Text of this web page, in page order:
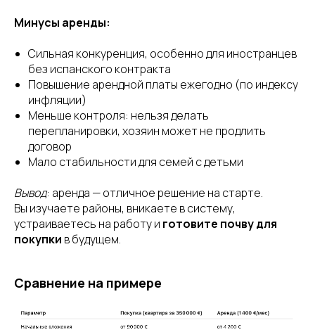
Минусы аренды:
Сильная конкуренция, особенно для иностранцев
без испанского контракта
Повышение арендной платы ежегодно (по индексу
инфляции)
Меньше контроля: нельзя делать
перепланировки, хозяин может не продлить
договор
Мало стабильности для семей с детьми
Вывод: аренда — отличное решение на старте.
Вы изучаете районы, вникаете в систему,
устраиваетесь на работу и готовите почву для
покупки в будущем.
Сравнение на примере